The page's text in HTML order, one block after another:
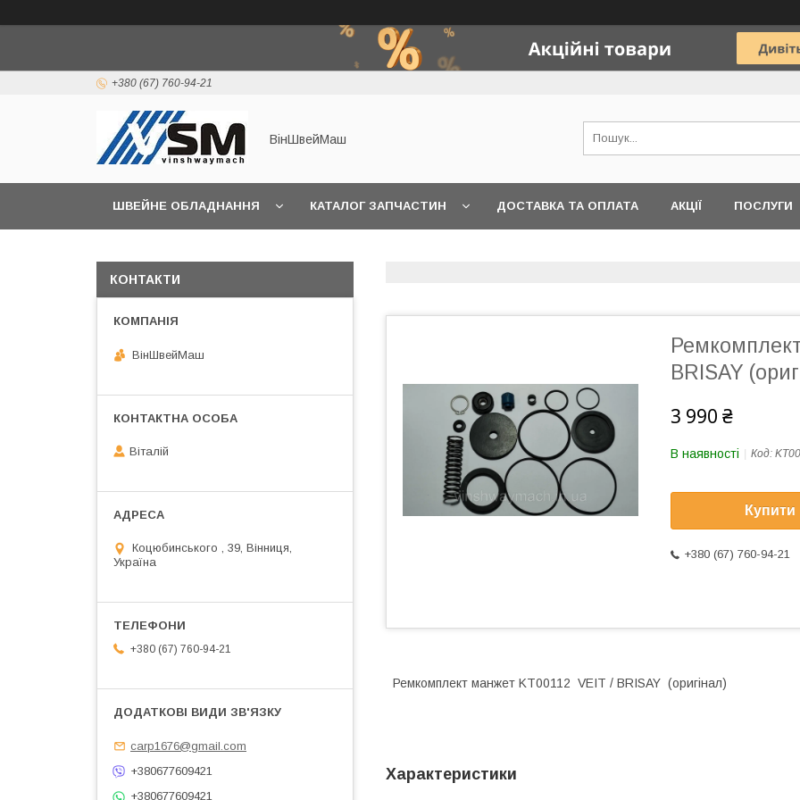
+380 (67) 760-94-21
ВінШвейМаш
ШВЕЙНЕ ОБЛАДНАННЯ КАТАЛОГ ЗАПЧАСТИН ДОСТАВКА ТА ОПЛАТА АКЦІЇ ПОСЛУГИ
BRISAY
3 990 ₴
В наявності Код:
Купити
+380 (67) 760-94-21
Ремкомплект манжет KT00112 VEIT / BRISAY (оригінал)
Характеристики
КОНТАКТИ
ВінШвейМаш
Віталій
Коцюбинського , 39, Вінниця,
Україна
+380 (67) 760-94-21
carp1676@gmail.com
+380677609421
+380677609421